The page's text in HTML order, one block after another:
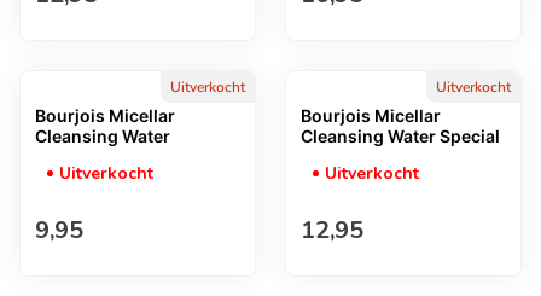
Uitverkocht
Bourjois Micellar
Cleansing Water
Uitverkocht
Normale prijs
9,95
Uitverkocht
Bourjois Micellar
Cleansing Water Special
Uitverkocht
Normale prijs
12,95